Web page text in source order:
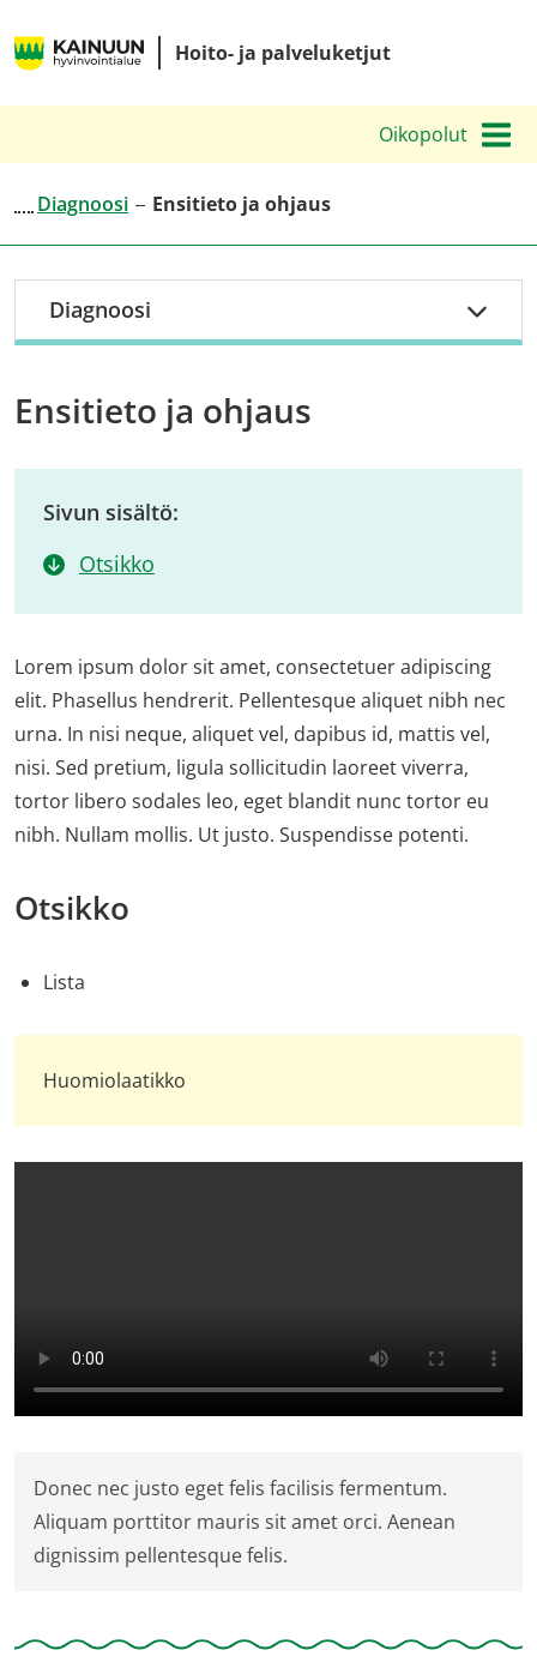
sisältöön
Oikopolut
Kainuun
Hoito- ja palveluketjut
Diagnoosi Ensitieto ja ohjaus
Diagnoosi
Ensitieto ja ohjaus
Sivun sisältö:
Otsikko
Lorem ipsum dolor sit amet, consectetuer adipiscing
elit. Phasellus hendrerit. Pellentesque aliquet nibh nec
urna. In nisi neque, aliquet vel, dapibus id, mattis vel,
nisi. Sed pretium, ligula sollicitudin laoreet viverra,
tortor libero sodales leo, eget blandit nunc tortor eu
nibh. Nullam mollis. Ut justo. Suspendisse potenti.
Otsikko
Lista
Huomiolaatikko
Donec nec justo eget felis facilisis fermentum.
Aliquam porttitor mauris sit amet orci. Aenean
dignissim pellentesque felis.